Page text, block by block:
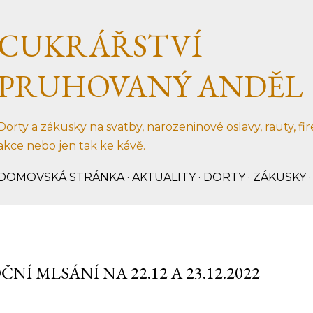
ANDĚL
a zákusky na svatby, narozeninové oslavy, rauty,
nebo jen tak ke kávě.
STRÁNKA AKTUALITY DORTY ZÁKUSKY
MLSÁNÍ NA 22.12 A 23.12.2022